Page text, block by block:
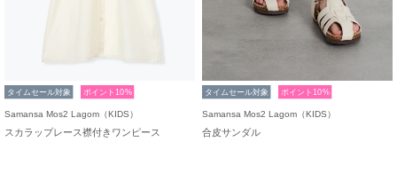
タイムセール対象 ポイント10%
Samansa Mos2 Lagom（KIDS）
スカラップレース襟付きワンピース
タイムセール対象 ポイント10%
Samansa Mos2 Lagom（KIDS）
合皮サンダル